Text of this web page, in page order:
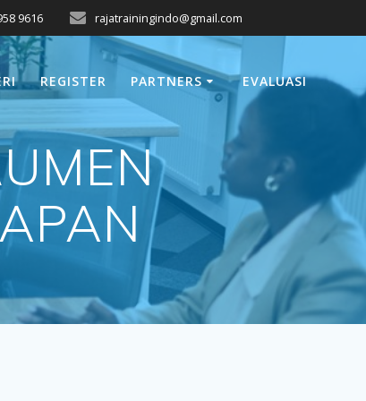
9616 rajatrainingindo@gmail.com
REGISTER PARTNERS EVALUASI